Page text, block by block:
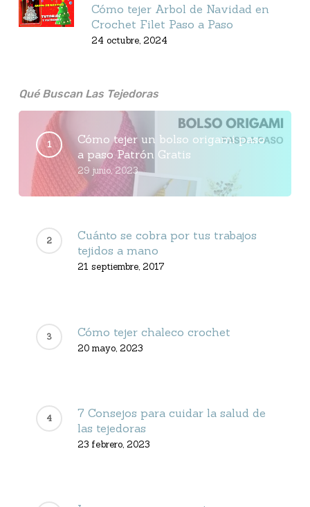
Cómo tejer Arbol de Navidad en
Crochet Filet Paso a Paso
24 octubre, 2024
Qué Buscan Las Tejedoras
Cómo tejer un bolso origami paso
a paso Patrón Gratis
29 junio, 2023
Cuánto se cobra por tus trabajos
tejidos a mano
21 septiembre, 2017
Cómo tejer chaleco crochet
20 mayo, 2023
7 Consejos para cuidar la salud de
las tejedoras
23 febrero, 2023